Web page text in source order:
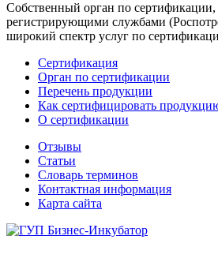
Собственный орган по сертификации,
регистрирующими службами
широкий спектр услуг по
Сертификация
Орган по сертификации
Перечень продукции
Как сертифицировать
О сертификации
Отзывы
Статьи
Словарь терминов
Контактная информация
Карта сайта